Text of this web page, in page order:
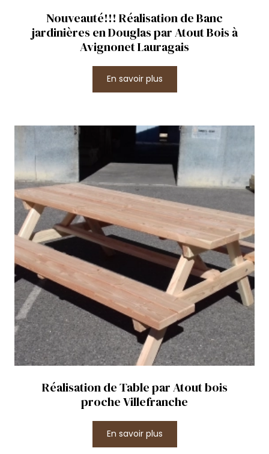
Nouveauté!!! Réalisation de Banc
jardinières en Douglas par Atout Bois à
Avignonet Lauragais
En savoir plus
Réalisation de Table par Atout bois
proche Villefranche
En savoir plus